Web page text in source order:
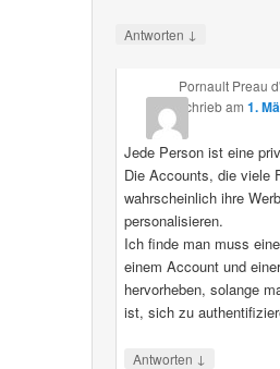
Antworten ↓
Pornault Preau
schriebam 1.
Jede Person ist eine
Die Accounts, die viele
wahrscheinlich ihre
personalisieren.
Ich finde man muss
einem Account und
hervorheben, solange
ist, sich zu
Antworten ↓